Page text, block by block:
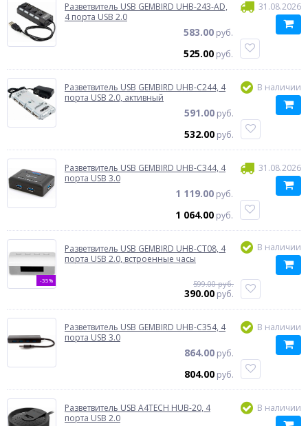
Разветвитель USB GEMBIRD UHB-243-AD,
4 порта USB 2.0
583.00 руб.
525.00 руб.
31.08.2026
Разветвитель USB GEMBIRD UHB-C244, 4
порта USB 2.0, активный
591.00 руб.
532.00 руб.
В наличии
Разветвитель USB GEMBIRD UHB-C344, 4
порта USB 3.0
1 119.00 руб.
1 064.00 руб.
31.08.2026
-35%
Разветвитель USB GEMBIRD UHB-CT08, 4
порта USB 2.0, встроенные часы
599.00 руб.
390.00 руб.
В наличии
Разветвитель USB GEMBIRD UHB-C354, 4
порта USB 3.0
864.00 руб.
804.00 руб.
В наличии
Разветвитель USB A4TECH HUB-20, 4
порта USB 2.0
В наличии